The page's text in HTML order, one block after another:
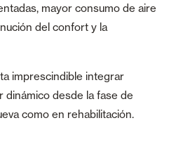
mayor consumo de aire
del confort y la
imprescindible integrar
dinámico desde la fase de
como en rehabilitación.